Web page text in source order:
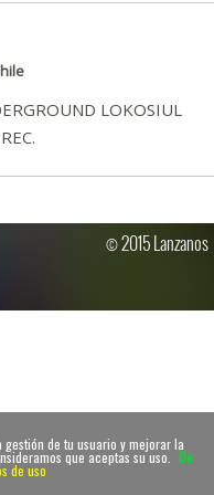
gestión de tu usuario y mejorar la
que aceptas su uso. De
de uso
LOKOSIUL
© 2015 Lanzanos